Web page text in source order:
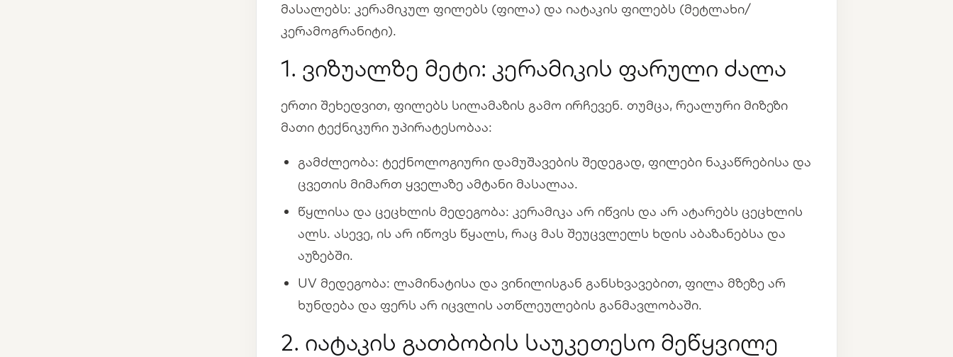
მასალებს: კერამიკულ ფილებს (ფილა) და იატაკის ფილებს (მეტლახი/
კერამოგრანიტი).
1. ვიზუალზე მეტი: კერამიკის ფარული ძალა
ერთი შეხედვით, ფილებს სილამაზის გამო ირჩევენ. თუმცა, რეალური მიზეზი
მათი ტექნიკური უპირატესობაა:
გამძლეობა: ტექნოლოგიური დამუშავების შედეგად, ფილები ნაკაწრებისა და
ცვეთის მიმართ ყველაზე ამტანი მასალაა.
წყლისა და ცეცხლის მედეგობა: კერამიკა არ იწვის და არ ატარებს ცეცხლის
ალს. ასევე, ის არ იწოვს წყალს, რაც მას შეუცვლელს ხდის აბაზანებსა და
აუზებში.
UV მედეგობა: ლამინატისა და ვინილისგან განსხვავებით, ფილა მზეზე არ
ხუნდება და ფერს არ იცვლის ათწლეულების განმავლობაში.
2. იატაკის გათბობის საუკეთესო მეწყვილე